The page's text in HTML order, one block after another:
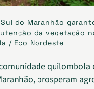
do Maranhão
da vegetação
/ Eco Nordeste
quilombola
prosperam